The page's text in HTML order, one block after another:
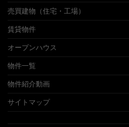
売買建物（住宅・工場）
賃貸物件
オープンハウス
物件一覧
物件紹介動画
サイトマップ